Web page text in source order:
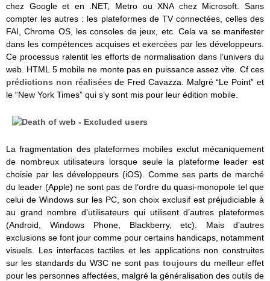
chez Google et en .NET, Metro ou XNA chez Microsoft. Sans
compter les autres : les plateformes de TV connectées, celles des
FAI, Chrome OS, les consoles de jeux, etc. Cela va se manifester
dans les compétences acquises et exercées par les développeurs.
Ce processus ralentit les efforts de normalisation dans l’univers du
web. HTML 5 mobile ne monte pas en puissance assez vite. Cf ces
prédictions non réalisées de Fred Cavazza. Malgré “Le Point” et
le “New York Times” qui s’y sont mis pour leur édition mobile.
La fragmentation des plateformes mobiles exclut mécaniquement
de nombreux utilisateurs lorsque seule la plateforme leader est
choisie par les développeurs (iOS). Comme ses parts de marché
du leader (Apple) ne sont pas de l’ordre du quasi-monopole tel que
celui de Windows sur les PC, son choix exclusif est préjudiciable à
au grand nombre d’utilisateurs qui utilisent d’autres plateformes
(Android, Windows Phone, Blackberry, etc). Mais d’autres
exclusions se font jour comme pour certains handicaps, notamment
visuels. Les interfaces tactiles et les applications non construites
sur les standards du W3C ne sont pas toujours du meilleur effet
pour les personnes affectées, malgré la généralisation des outils de